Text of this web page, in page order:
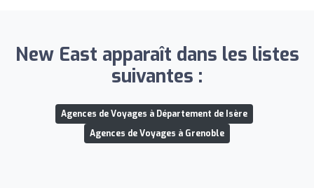
New East apparaît dans les listes
suivantes :
Agences de Voyages à Département de Isère
Agences de Voyages à Grenoble